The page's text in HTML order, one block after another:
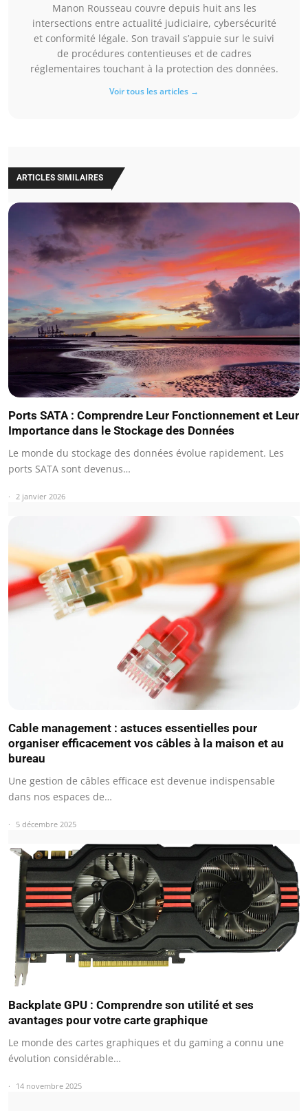
Manon Rousseau couvre depuis huit ans les
intersections entre actualité judiciaire, cybersécurité
et conformité légale. Son travail s’appuie sur le suivi
de procédures contentieuses et de cadres
réglementaires touchant à la protection des données.
Voir tous les articles →
ARTICLES SIMILAIRES
Ports SATA : Comprendre Leur Fonctionnement et Leur
Importance dans le Stockage des Données
Le monde du stockage des données évolue rapidement. Les
ports SATA sont devenus…
2 janvier 2026
Cable management : astuces essentielles pour
organiser efficacement vos câbles à la maison et au
bureau
Une gestion de câbles efficace est devenue indispensable
dans nos espaces de…
5 décembre 2025
Backplate GPU : Comprendre son utilité et ses
avantages pour votre carte graphique
Le monde des cartes graphiques et du gaming a connu une
évolution considérable…
14 novembre 2025